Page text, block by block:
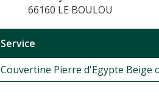
66160 LE BOULOU
Service
Couvertine Pierre d'Egypte Beige